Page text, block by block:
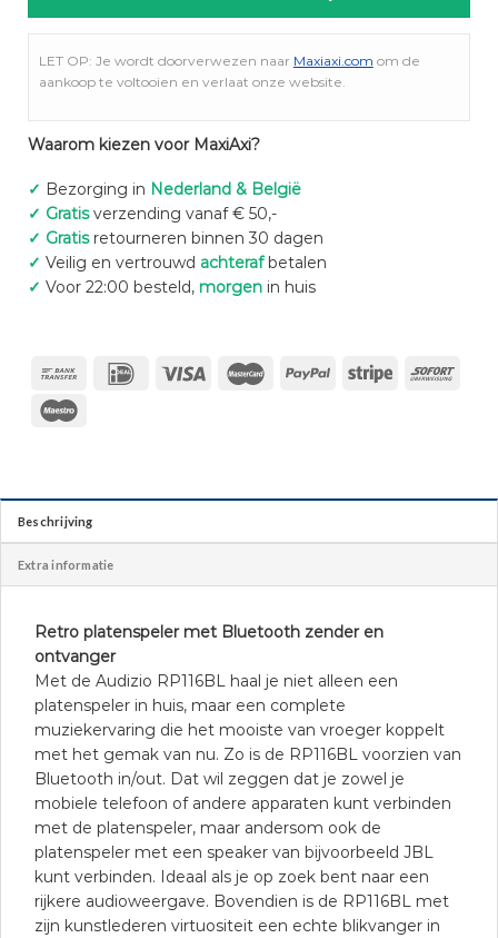
LET OP: Je wordt doorverwezen naar Maxiaxi.com om de
aankoop te voltooien en verlaat onze website.
Waarom kiezen voor MaxiAxi?
✓ Bezorging in Nederland & België
✓ Gratisverzending vanaf € 50,-
✓ Gratisretourneren binnen 30 dagen
✓ Veilig en vertrouwd achterafbetalen
✓ Voor 22:00 besteld, morgenin huis
Beschrijving
Extra informatie
Retro platenspeler met Bluetooth zender en
ontvanger
Met de Audizio RP116BL haal je niet alleen een
platenspeler in huis, maar een complete
muziekervaring die het mooiste van vroeger koppelt
met het gemak van nu. Zo is de RP116BL voorzien van
Bluetooth in/out. Dat wil zeggen dat je zowel je
mobiele telefoon of andere apparaten kunt verbinden
met de platenspeler, maar andersom ook de
platenspeler met een speaker van bijvoorbeeld JBL
kunt verbinden. Ideaal als je op zoek bent naar een
rijkere audioweergave. Bovendien is de RP116BL met
zijn kunstlederen virtuositeit een echte blikvanger in